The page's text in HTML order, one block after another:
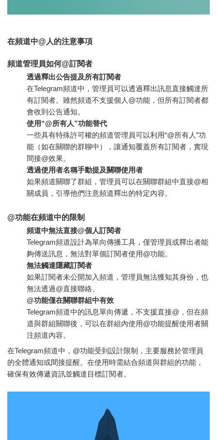
在頻道中@人的注意事項
頻道管理員如何@訂閱者
透過釋出公告提及所有訂閱者
在Telegram頻道中，管理員可以透過釋出訊息直接觸達所
有訂閱者。雖然頻道不支援個人@功能，但所有訂閱者都
會收到公告通知。
使用“@所有人”功能替代
一些具有特殊許可權的頻道管理員可以利用“@所有人”功
能（如在關聯的群聊中），讓通知覆蓋所有訂閱者，實現
間接@效果。
透過使用者名稱手動提及關聯使用者
如果頻道關聯了群組，管理員可以在關聯群組中直接@相
關成員，引導他們注意頻道釋出的特定內容。
@功能在頻道中的限制
頻道中無法直接@個人訂閱者
Telegram頻道設計為單向傳播工具，僅管理員或釋出者能
夠傳送訊息，無法對單個訂閱者使用@功能。
無法觸達隱藏訂閱者
如果訂閱者未公開加入頻道，管理員無法獲知其身份，也
無法透過@直接聯絡。
@功能僅在關聯群組中有效
Telegram頻道中的訊息單向傳遞，不支援直接@，但在頻
道與群組關聯後，可以在群組內使用@功能提醒使用者關
注頻道內容。
在Telegram頻道中，@功能受到設計限制，主要服務於管理員
的全體通知或間接提醒。在使用時需結合頻道與群組的功能，
確保有效傳遞資訊並觸達目標訂閱者。